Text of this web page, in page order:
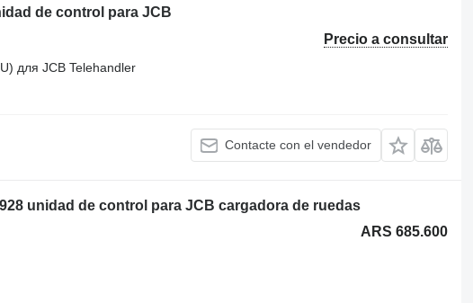
de control para JCB
Precio a consultar
для JCB Telehandler
Contacte con el vendedor
unidad de control para JCB cargadora de ruedas
ARS 685.600